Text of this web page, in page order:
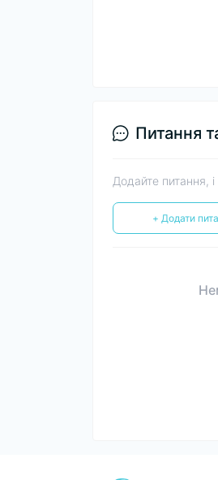
Питання
Додайте питання,
+ Додати